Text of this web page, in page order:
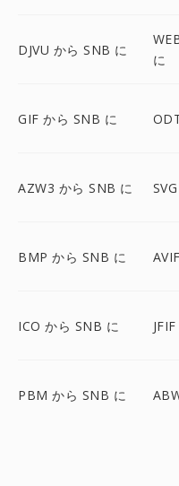
DJVU から SNB に
に
GIF から SNB に
AZW3 から SNB に
BMP から SNB に
ICO から SNB に
PBM から SNB に